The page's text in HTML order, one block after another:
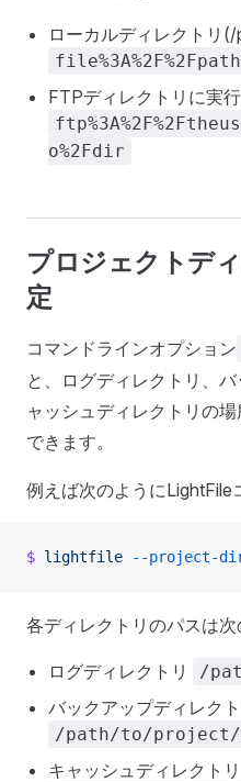
ローカルディレクトリ
FTPディレクトリに実
o%2Fdir
プロジェクトデ
定
コマンドラインオプション
と、ログディレクトリ、
ャッシュディレクトリの
できます。
例えば次のようにLightFile
$ lightfile --project-
各ディレクトリのパスは次
ログディレクトリ /
バックアップディレクト
/path/to/project/
キャッシュディレクトリ